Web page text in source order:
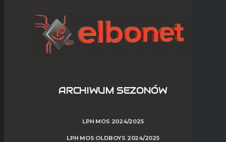
ARCHIWUM SEZONÓW
LPH MOS 2024/2025
LPH MOS OLDBOYS 2024/2025